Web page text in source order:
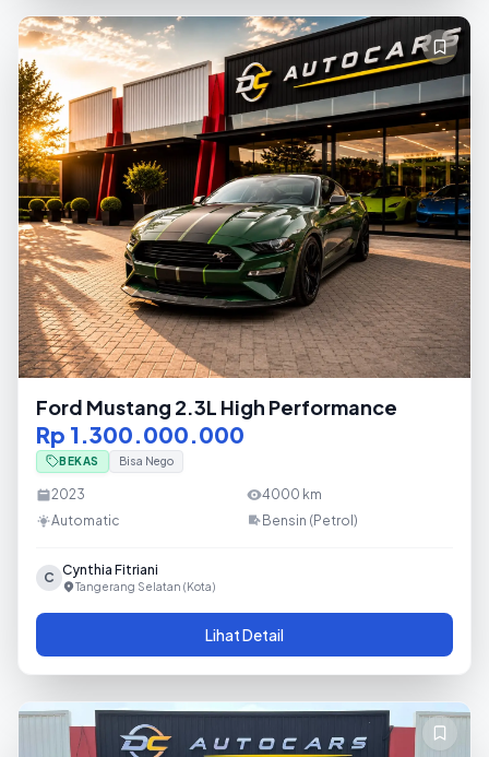
Ford Mustang 2.3L High Performance
Rp 1.300.000.000
BEKAS Bisa Nego
2023 4000 km
Automatic
Bensin (Petrol)
C Cynthia Fitriani
Tangerang Selatan (Kota)
Lihat Detail